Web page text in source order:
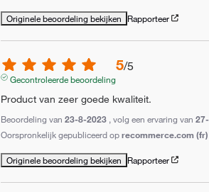
Originele beoordeling bekijken Rapporteer
5/5
Gecontroleerde beoordeling
Product van zeer goede kwaliteit.
Beoordeling van23-8-2023 , volg een ervaring van
Oorspronkelijk gepubliceerd oprecommerce.com (fr)
Originele beoordeling bekijken Rapporteer